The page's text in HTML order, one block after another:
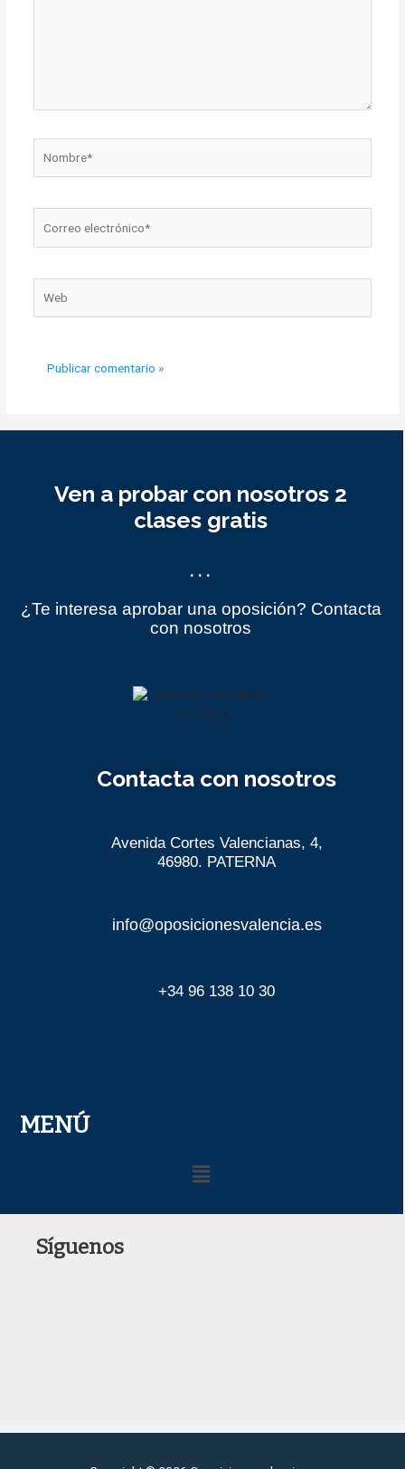
electrónico*
Ven a probar con nosotros 2
clases gratis
...
¿Te interesa aprobar una oposición? Contacta
con nosotros
Contacta con nosotros
Avenida Cortes Valencianas, 4,
46980. PATERNA
info@oposicionesvalencia.es
+34 96 138 10 30
MENÚ
Menú
Síguenos